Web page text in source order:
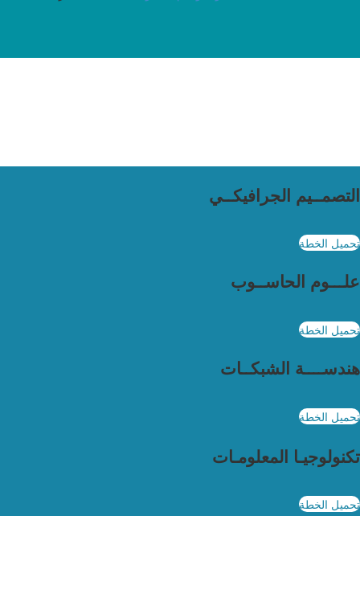
التصمــيم الجرافيكــي
تحميل الخطة
علـــوم الحاســوب
تحميل الخطة
هندســــة الشبكــات
تحميل الخطة
تكنولوجيـا المعلومـات
تحميل الخطة